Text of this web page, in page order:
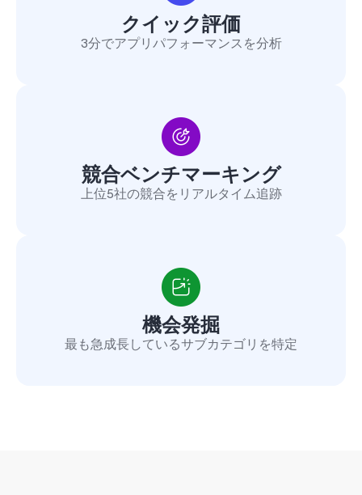
クイック評価
3分でアプリパフォーマンスを分析
競合ベンチマーキング
上位5社の競合をリアルタイム追跡
機会発掘
最も急成長しているサブカテゴリを特定